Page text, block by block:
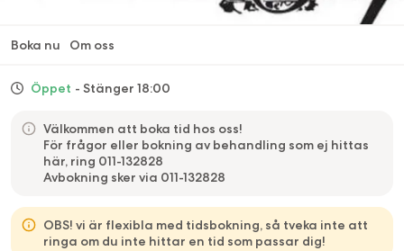
Boka nu Om oss
Öppet - Stänger 18:00
Välkommen att boka tid hos oss!
För frågor eller bokning av behandling som ej hittas
här, ring 011-132828
Avbokning sker via 011-132828
OBS! vi är flexibla med tidsbokning, så tveka inte att
ringa om du inte hittar en tid som passar dig!